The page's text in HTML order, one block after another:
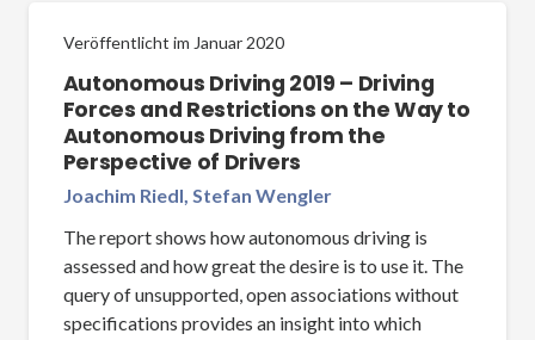
Veröffentlicht im Januar 2020
Autonomous Driving 2019 – Driving
Forces and Restrictions on the Way to
Autonomous Driving from the
Perspective of Drivers
Joachim Riedl, Stefan Wengler
The report shows how autonomous driving is
assessed and how great the desire is to use it. The
query of unsupported, open associations without
specifications provides an insight into which